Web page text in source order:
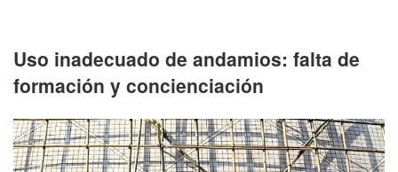
Uso inadecuado de andamios: falta de
formación y concienciación